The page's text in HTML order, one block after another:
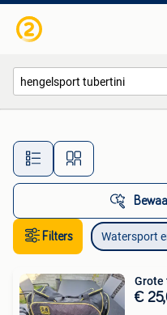
Alle
Filters Watersport
Grote
€